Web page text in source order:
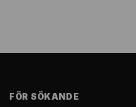
FÖR SÖKANDE